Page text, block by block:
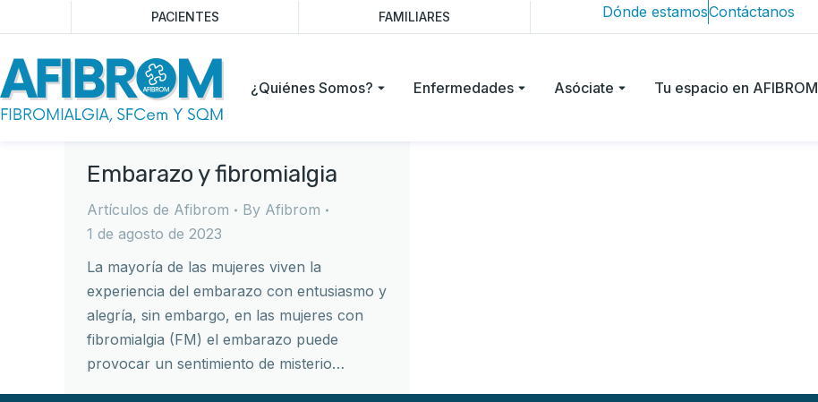
PACIENTES FAMILIARES Dónde estamosContáctanos
¿Quiénes Somos? Enfermedades Asóciate Tu espacio en AFIBROM
Embarazo y fibromialgia
Artículos de Afibrom By Afibrom
1 de agosto de 2023
La mayoría de las mujeres viven la
experiencia del embarazo con entusiasmo y
alegría, sin embargo, en las mujeres con
fibromialgia (FM) el embarazo puede
provocar un sentimiento de misterio…